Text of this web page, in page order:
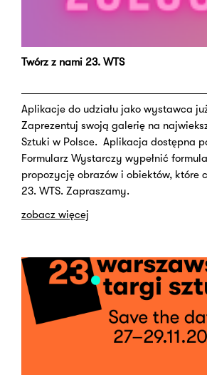
Twórz z nami 23. WTS
Aplikacje do udziału jako wystawca
Zaprezentuj swoją galerię na
Sztuki w Polsce. Aplikacja dostępna
Formularz Wystarczy wypełnić
propozycję obrazów i obiektów, które
23. WTS. Zapraszamy.
zobacz więcej